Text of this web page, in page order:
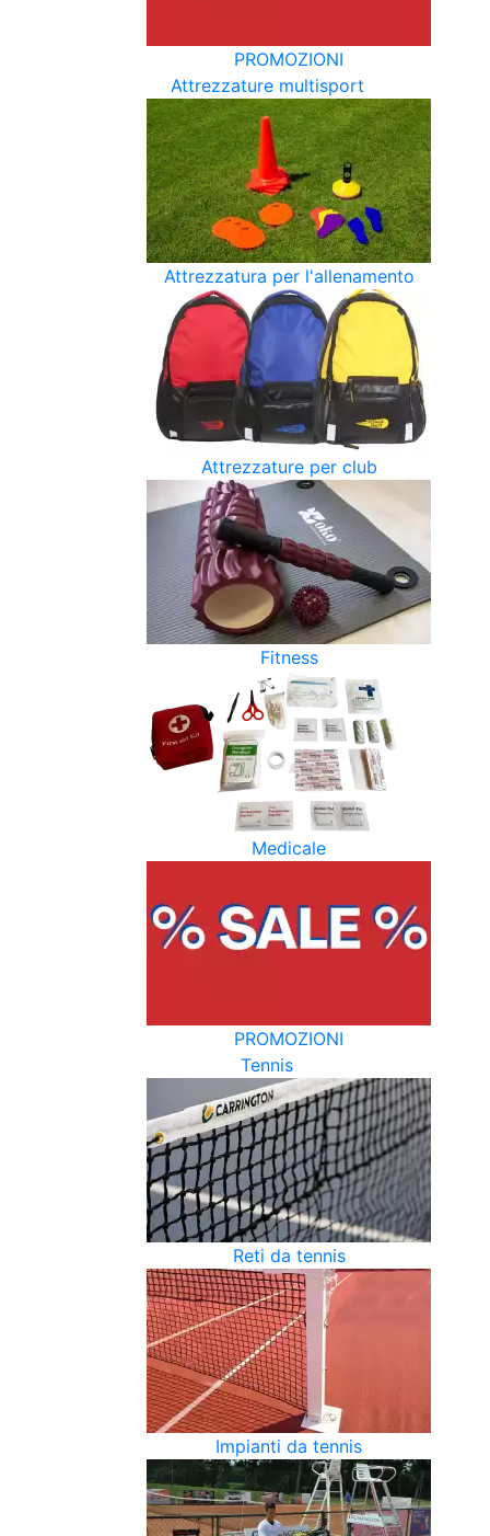
PROMOZIONI
Attrezzature multisport
Attrezzatura per l'allenamento
Attrezzature per club
Fitness
Medicale
PROMOZIONI
Tennis
Reti da tennis
Impianti da tennis